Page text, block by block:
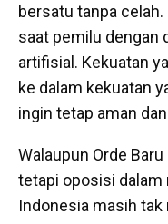
bersatu tanpa
saat pemilu dengan
artifisial. Kekuatan
ke dalam kekuatan
ingin tetap aman
Walaupun Orde
tetapi oposisi dalam
Indonesia masih